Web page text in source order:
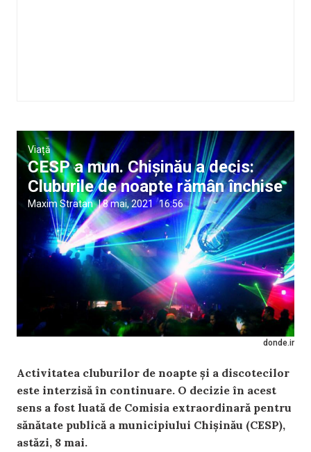
donde.ir
Viață
CESP a mun. Chișinău a decis:
Cluburile de noapte rămân închise
Maxim Stratan |8 mai, 2021 16:56
Activitatea cluburilor de noapte și a discotecilor
este interzisă în continuare. O decizie în acest
sens a fost luată de Comisia extraordinară pentru
sănătate publică a municipiului Chișinău (CESP),
astăzi, 8 mai.